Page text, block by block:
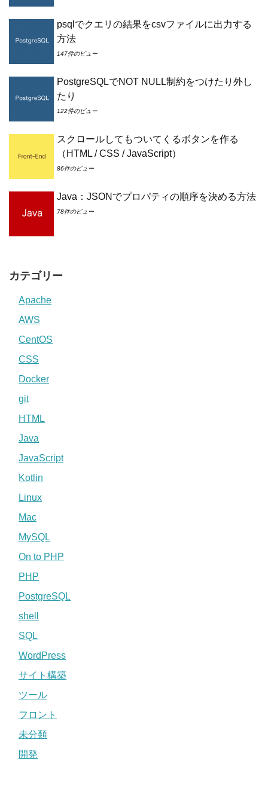
psqlでクエリの結果をcsvファイルに出力する
方法
147件のビュー
PostgreSQLでNOT NULL制約をつけたり外し
たり
122件のビュー
スクロールしてもついてくるボタンを作る
（HTML / CSS / JavaScript）
86件のビュー
Java：JSONでプロパティの順序を決める方法
78件のビュー
カテゴリー
Apache
AWS
CentOS
CSS
Docker
git
HTML
Java
JavaScript
Kotlin
Linux
Mac
MySQL
On to PHP
PHP
PostgreSQL
shell
SQL
WordPress
サイト構築
ツール
フロント
未分類
開発